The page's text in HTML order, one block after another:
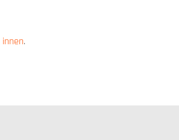
innen.